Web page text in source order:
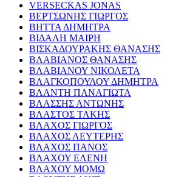
VERSECKAS JONAS
ΒΕΡΤΣΩΝΗΣ ΓΙΩΡΓΟΣ
ΒΗΤΤΑ ΔΗΜΗΤΡΑ
ΒΙΔΑΛΗ ΜΑΙΡΗ
ΒΙΣΚΑΔΟΥΡΑΚΗΣ ΘΑΝΑΣΗΣ
ΒΛΑΒΙΑΝΟΣ ΘΑΝΑΣΗΣ
ΒΛΑΒΙΑΝΟΥ ΝΙΚΟΛΕΤΑ
ΒΛΑΓΚΟΠΟΥΛΟΥ ΔΗΜΗΤΡΑ
ΒΛΑΝΤΗ ΠΑΝΑΓΙΩΤΑ
ΒΛΑΣΣΗΣ ΑΝΤΩΝΗΣ
ΒΛΑΣΤΟΣ ΤΑΚΗΣ
ΒΛΑΧΟΣ ΓΙΩΡΓΟΣ
ΒΛΑΧΟΣ ΛΕΥΤΕΡΗΣ
ΒΛΑΧΟΣ ΠΑΝΟΣ
ΒΛΑΧΟΥ ΕΛΕΝΗ
ΒΛΑΧΟΥ ΜΟΜΩ